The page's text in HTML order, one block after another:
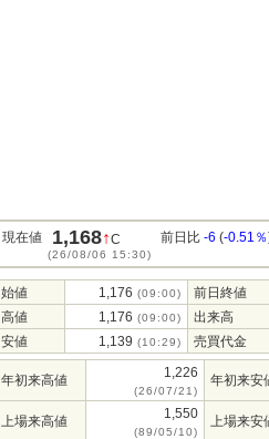
現在値 1,168↑C
(26/08/06 15:30)
前日比 -6 (-0.51％
始値 1,176 (09:00)
前日終値
高値
1,176 (09:00)
出来高
安値
1,139 (10:29) 売買代金
年初来高値 1,226
(26/07/21)
年初来安
上場来高値 1,550
(89/05/10)
上場来安